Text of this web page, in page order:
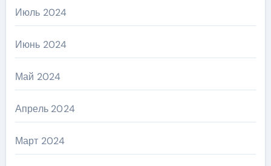
Июль 2024
Июнь 2024
Май 2024
Апрель 2024
Март 2024